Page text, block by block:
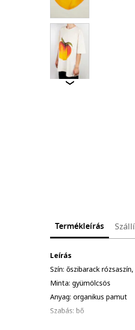
Termékleírás
Leírás
Szín: őszibarack
Minta: gyümölcsös
Anyag: organikus pamut
Szabás: bő